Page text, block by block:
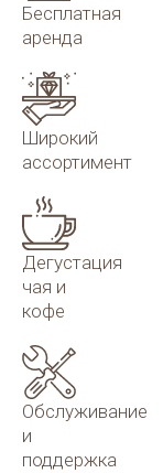
Бесплатная
аренда
Широкий
ассортимент
Дегустация
чая и
кофе
Обслуживание
и
поддержка